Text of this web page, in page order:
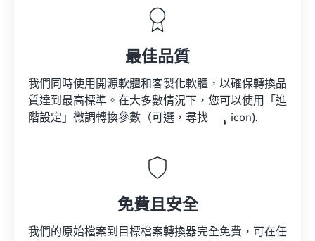
最佳品質
我們同時使用開源軟體和客製化軟體，以確保轉換品
質達到最高標準。在大多數情況下，您可以使用「進
階設定」微調轉換參數（可選，尋找
icon).
免費且安全
我們的原始檔案到目標檔案轉換器完全免費，可在任